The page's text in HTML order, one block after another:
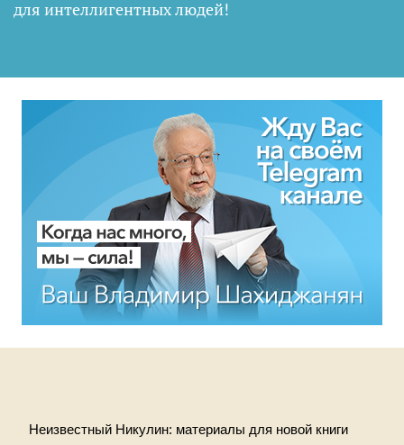
для интеллигентных людей!
Неизвестный Никулин: материалы для новой книги